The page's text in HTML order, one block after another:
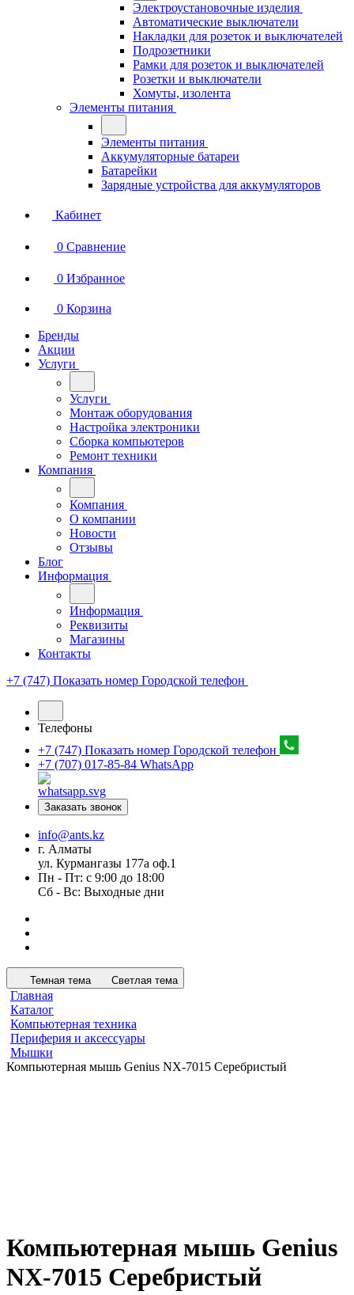
Электроустановочные изделия
Автоматические выключатели
Накладки для розеток и выключателей
Подрозетники
Рамки для розеток и выключателей
Розетки и выключатели
Хомуты, изолента
Элементы питания
Элементы питания
Аккумуляторные батареи
Батарейки
Зарядные устройства для аккумуляторов
Кабинет
0 Сравнение
0 Избранное
0 Корзина
Бренды
Акции
Услуги
Услуги
Монтаж оборудования
Настройка электроники
Сборка компьютеров
Ремонт техники
Компания
Компания
О компании
Новости
Отзывы
Блог
Информация
Информация
Реквизиты
Магазины
Контакты
+7 (747) Показать номер Городской телефон
Телефоны
+7 (747) Показать номер Городской телефон
+7 (707) 017-85-84 WhatsApp
Заказать звонок
info@ants.kz
г. Алматы
ул. Курмангазы 177а оф.1
Пн - Пт: с 9:00 до 18:00
Сб - Вс: Выходные дни
Темная тема Светлая тема
Главная
Каталог
Компьютерная техника
Периферия и аксессуары
Мышки
Компьютерная мышь Genius NX-7015 Серебристый
Компьютерная мышь Genius
NX-7015 Серебристый